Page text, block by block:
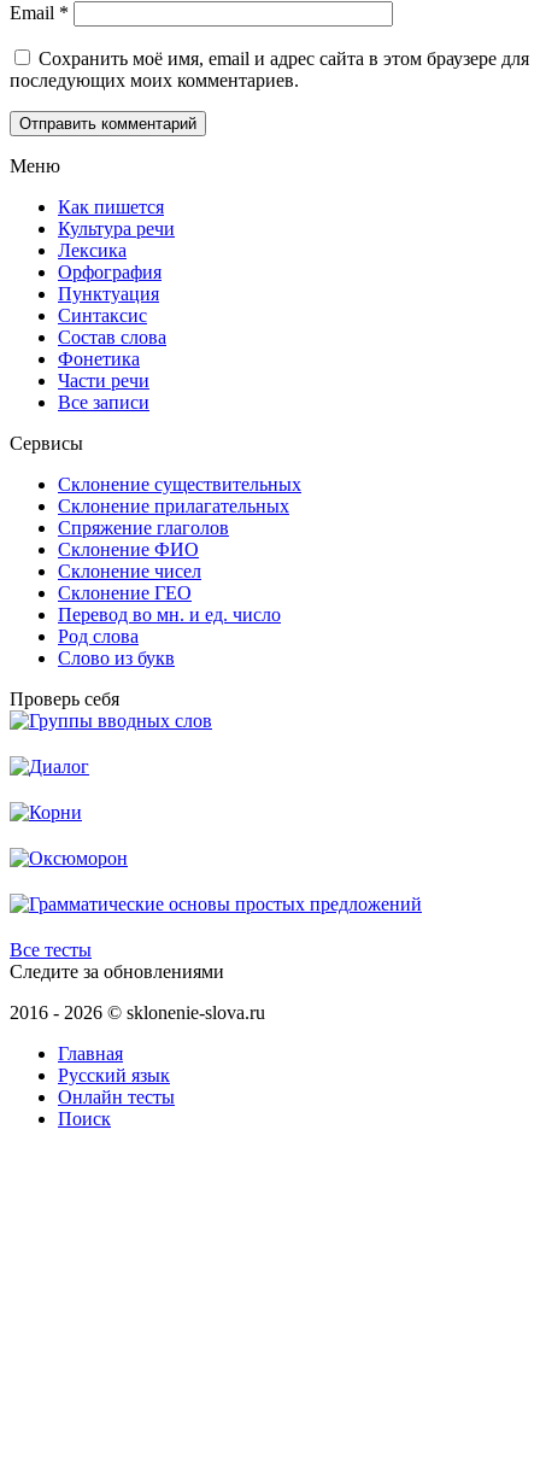
Email *
Сохранить моё имя, email и адрес сайта в этом браузере для
последующих моих комментариев.
Меню
Как пишется
Культура речи
Лексика
Орфография
Пунктуация
Синтаксис
Состав слова
Фонетика
Части речи
Все записи
Сервисы
Склонение существительных
Склонение прилагательных
Спряжение глаголов
Склонение ФИО
Склонение чисел
Склонение ГЕО
Перевод во мн. и ед. число
Род слова
Слово из букв
Проверь себя
Все тесты
Следите за обновлениями
2016 - 2026 © sklonenie-slova.ru
Главная
Русский язык
Онлайн тесты
Поиск